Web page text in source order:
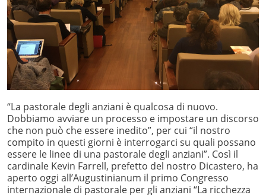
“La pastorale degli anziani è qualcosa di nuovo.
Dobbiamo avviare un processo e impostare un discorso
che non può che essere inedito”, per cui “il nostro
compito in questi giorni è interrogarci su quali possano
essere le linee di una pastorale degli anziani”. Così il
cardinale Kevin Farrell, prefetto del nostro Dicastero, ha
aperto oggi all’Augustinianum il primo Congresso
internazionale di pastorale per gli anziani “La ricchezza